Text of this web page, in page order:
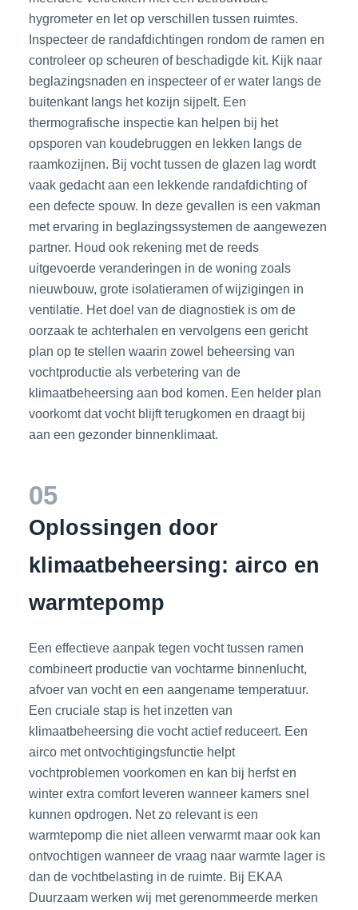
hygrometer en let op verschillen tussen ruimtes.
Inspecteer de randafdichtingen rondom de ramen en
controleer op scheuren of beschadigde kit. Kijk naar
beglazingsnaden en inspecteer of er water langs de
buitenkant langs het kozijn sijpelt. Een
thermografische inspectie kan helpen bij het
opsporen van koudebruggen en lekken langs de
raamkozijnen. Bij vocht tussen de glazen lag wordt
vaak gedacht aan een lekkende randafdichting of
een defecte spouw. In deze gevallen is een vakman
met ervaring in beglazingssystemen de aangewezen
partner. Houd ook rekening met de reeds
uitgevoerde veranderingen in de woning zoals
nieuwbouw, grote isolatieramen of wijzigingen in
ventilatie. Het doel van de diagnostiek is om de
oorzaak te achterhalen en vervolgens een gericht
plan op te stellen waarin zowel beheersing van
vochtproductie als verbetering van de
klimaatbeheersing aan bod komen. Een helder plan
voorkomt dat vocht blijft terugkomen en draagt bij
aan een gezonder binnenklimaat.
05
Oplossingen door
klimaatbeheersing: airco en
warmtepomp
Een effectieve aanpak tegen vocht tussen ramen
combineert productie van vochtarme binnenlucht,
afvoer van vocht en een aangename temperatuur.
Een cruciale stap is het inzetten van
klimaatbeheersing die vocht actief reduceert. Een
airco met ontvochtigingsfunctie helpt
vochtproblemen voorkomen en kan bij herfst en
winter extra comfort leveren wanneer kamers snel
kunnen opdrogen. Net zo relevant is een
warmtepomp die niet alleen verwarmt maar ook kan
ontvochtigen wanneer de vraag naar warmte lager is
dan de vochtbelasting in de ruimte. Bij EKAA
Duurzaam werken wij met gerenommeerde merken